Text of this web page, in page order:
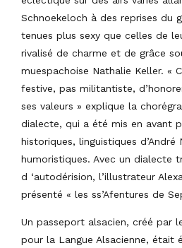
Schnoekeloch à des reprises du
tenues plus sexy que celles de
rivalisé de charme et de grâce
muespachoise Nathalie Keller. «
festive, pas militantiste,
ses valeurs » explique la
dialecte, qui a été mis en avant
historiques, linguistiques d’André
humoristiques. Avec un dialecte
d ‘autodérision, l’illustrateur
présenté « les ss’Afentures de
Un passeport alsacien, créé par
pour la Langue Alsacienne, était